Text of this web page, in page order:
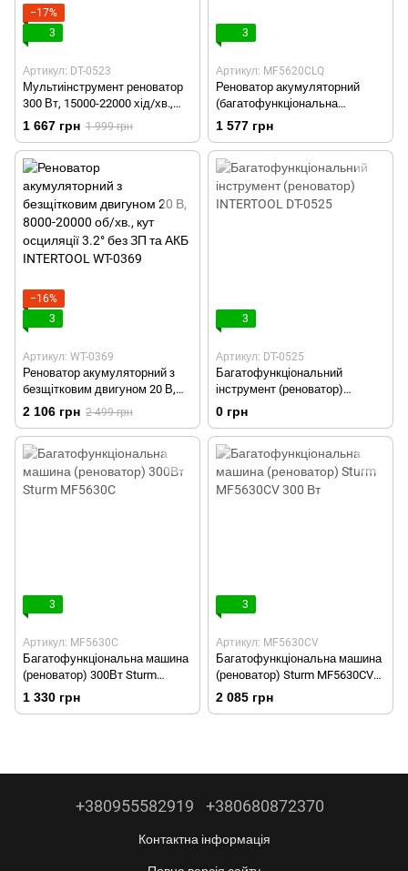
−17%
3
Артикул: DT-0523
Мультиінструмент реноватор
300 Вт, 15000-22000 хід/хв.,
аксесуари, кейс INTERTOOL
DT-0523
1 667 грн 1 999 грн
3
Артикул: MF5620CLQ
Реноватор акумуляторний
(багатофункціональна
машина) Sturm MF5620CLQ
(без АКБ та ЗУ)
1 577 грн
−16%
3
Артикул: WT-0369
Реноватор акумуляторний з
безщітковим двигуном 20 В,
8000-20000 об/хв., кут
осциляції 3.2° без ЗП та АКБ
INTERTOOL WT-0369
2 106 грн 2 499 грн
3
Артикул: DT-0525
Багатофункціональний
інструмент (реноватор)
INTERTOOL DT-0525
0 грн
3
Артикул: MF5630C
Багатофункціональна машина
(реноватор) 300Вт Sturm
MF5630C
1 330 грн
3
Артикул: MF5630CV
Багатофункціональна машина
(реноватор) Sturm MF5630CV
300 Вт
2 085 грн
+380955582919 +380680872370
Контактна інформація